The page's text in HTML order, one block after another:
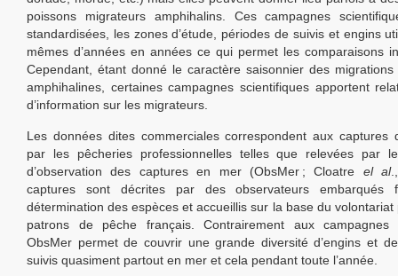
poissons migrateurs amphihalins. Ces campagnes
standardisées, les zones d’étude, périodes de suivis et engins
mêmes d’années en années ce qui permet les comparaisons
Cependant, étant donné le caractère saisonnier des migrations
amphihalines, certaines campagnes scientifiques apportent
d’information sur les migrateurs.
Les données dites commerciales correspondent aux captures
par les pêcheries professionnelles telles que relevées par
d’observation des captures en mer (ObsMer ; Cloatre el al
captures sont décrites par des observateurs
détermination des espèces et accueillis sur la base du volontariat
patrons de pêche français. Contrairement aux campagnes
ObsMer permet de couvrir une grande diversité d’engins et
suivis quasiment partout en mer et cela pendant toute l’année.